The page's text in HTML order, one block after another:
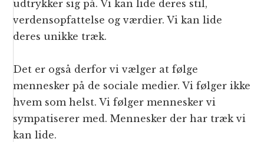
udtrykker sig på. Vi kan lide deres stil,
verdensopfattelse og værdier. Vi kan lide
deres unikke træk.
Det er også derfor vi vælger at følge
mennesker på de sociale medier. Vi følger ikke
hvem som helst. Vi følger mennesker vi
sympatiserer med. Mennesker der har træk vi
kan lide.